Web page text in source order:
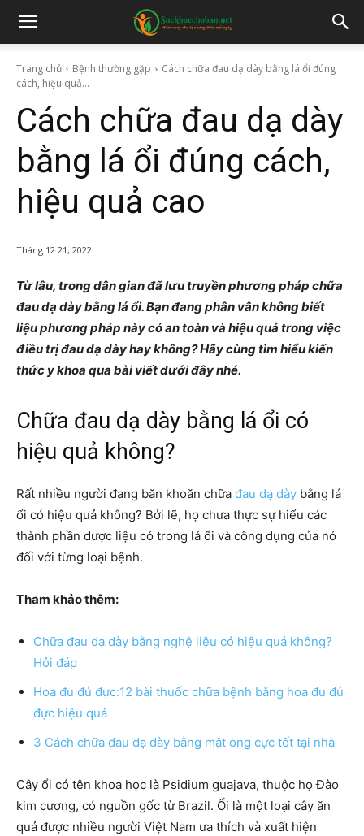
Trang chủ Bệnh thường gặp
Cách chữa đau dạ dày bằng lá ổi đúng
cách, hiệu quả...
Cách chữa đau dạ dày
bằng lá ổi đúng cách,
hiệu quả cao
Tháng 12 21, 2022
Từ lâu, trong dân gian đã lưu truyền phương pháp chữa
đau dạ dày bằng lá ổi. Bạn đang phân vân không biết
liệu phương pháp này có an toàn và hiệu quả trong việc
điều trị đau dạ dày hay không? Hãy cùng tìm hiểu kiến
thức y khoa qua bài viết dưới đây nhé.
Chữa đau dạ dày bằng lá ổi có
hiệu quả không?
Rất nhiều người đang băn khoăn chữa đau dạ dày bằng lá
ổi có hiệu quả không? Bởi lẽ, họ chưa thực sự hiểu các
thành phần dược liệu có trong lá ổi và công dụng của nó
đối với từng loại bệnh.
Tham khảo thêm:
Chữa đau dạ dày bằng nghệ liệu có hiệu quả không?
Hỏi đáp
Hoa đu đủ đực:12 bài thuốc chữa bệnh bằng hoa đu đủ
đực hiệu quả
3 Cách chữa đau dạ dày bằng mật ong cực tốt tại nhà
Cây ổi có tên khoa học là Psidium guajava, thuộc họ Đào
kim cương, có nguồn gốc từ Brazil. Ổi là một loại cây ăn
quả được nhiều người Việt Nam ưa thích và xuất hiện